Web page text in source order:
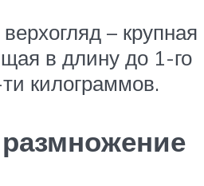
– крупная
в длину до 1-го
килограммов.